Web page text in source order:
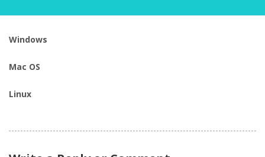
Windows
Mac OS
Linux